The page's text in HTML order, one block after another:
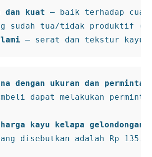
dan kuat — baik terhadap
— serat dan tekstur kayu
dengan ukuran dan
dapat melakukan
kayu kelapa
disebutkan adalah Rp